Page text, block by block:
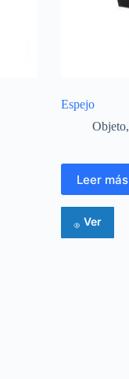
Espejo
Objeto,
Leer más
Ver